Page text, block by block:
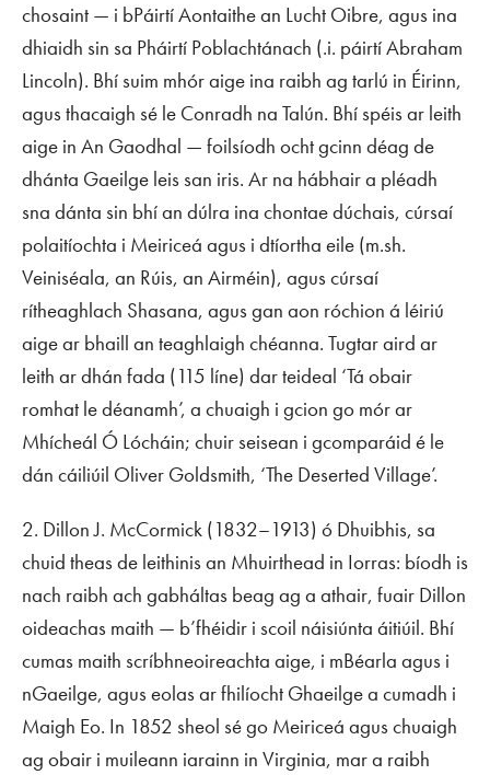
chosaint — i bPáirtí Aontaithe an Lucht Oibre, agus ina
dhiaidh sin sa Pháirtí Poblachtánach (.i. páirtí Abraham
Lincoln). Bhí suim mhór aige ina raibh ag tarlú in Éirinn,
agus thacaigh sé le Conradh na Talún. Bhí spéis ar leith
aige in An Gaodhal — foilsíodh ocht gcinn déag de
dhánta Gaeilge leis san iris. Ar na hábhair a pléadh
sna dánta sin bhí an dúlra ina chontae dúchais, cúrsaí
polaitíochta i Meiriceá agus i dtíortha eile (m.sh.
Veiniséala, an Rúis, an Airméin), agus cúrsaí
rítheaghlach Shasana, agus gan aon róchion á léiriú
aige ar bhaill an teaghlaigh chéanna. Tugtar aird ar
leith ar dhán fada (115 líne) dar teideal ‘Tá obair
romhat le déanamh’, a chuaigh i gcion go mór ar
Mhícheál Ó Lócháin; chuir seisean i gcomparáid é le
dán cáiliúil Oliver Goldsmith, ‘The Deserted Village’.
2. Dillon J. McCormick (1832–1913) ó Dhuibhis, sa
chuid theas de leithinis an Mhuirthead in Iorras: bíodh is
nach raibh ach gabháltas beag ag a athair, fuair Dillon
oideachas maith — b’fhéidir i scoil náisiúnta áitiúil. Bhí
cumas maith scríbhneoireachta aige, i mBéarla agus i
nGaeilge, agus eolas ar fhilíocht Ghaeilge a cumadh i
Maigh Eo. In 1852 sheol sé go Meiriceá agus chuaigh
ag obair i muileann iarainn in Virginia, mar a raibh